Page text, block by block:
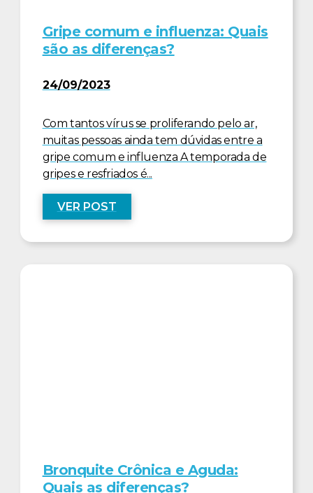
Gripe comum e influenza: Quais
são as diferenças?
24/09/2023
Com tantos vírus se proliferando pelo ar,
muitas pessoas ainda tem dúvidas entre a
gripe comum e influenza A temporada de
gripes e resfriados é...
VER POST
Bronquite Crônica e Aguda:
Quais as diferenças?